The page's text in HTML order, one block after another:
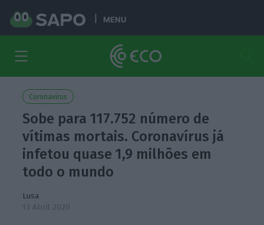
MENU
Coronavírus
Sobe para 117.752 número de
vítimas mortais. Coronavírus já
infetou quase 1,9 milhões em
todo o mundo
Lusa
13 Abril 2020